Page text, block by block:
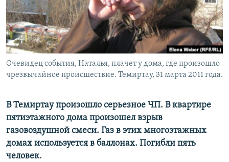
Очевидец события, Наталья, плачет у дома, где произошло
чрезвычайное происшествие. Темиртау, 31 марта 2011 года.
В Темиртау произошло серьезное ЧП. В квартире
пятиэтажного дома произошел взрыв
газовоздушной смеси. Газ в этих многоэтажных
домах используется в баллонах. Погибли пять
человек.